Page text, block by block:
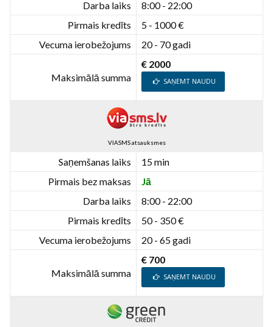
Darba laiks
8:00 - 22:00
Pirmais kredīts
5 - 1000 €
Vecuma ierobežojums
20 - 70 gadi
Maksimālā summa
€ 2000
SAŅEMT NAUDU
VIASMS atsauksmes
Saņemšanas laiks
15 min
Pirmais bez maksas
Jā
Darba laiks
8:00 - 22:00
Pirmais kredīts
50 - 350 €
Vecuma ierobežojums
20 - 65 gadi
Maksimālā summa
€ 700
SAŅEMT NAUDU